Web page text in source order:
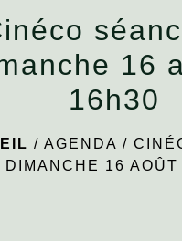
16
16h30
/ AGENDA /
DIMANCHE 16